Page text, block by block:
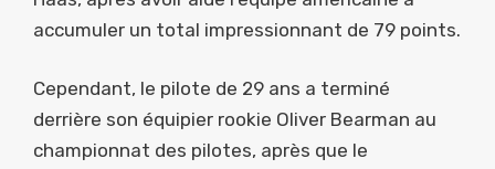
accumuler un total impressionnant de 79 points.
Cependant, le pilote de 29 ans a terminé
derrière son équipier rookie Oliver Bearman au
championnat des pilotes, après que le